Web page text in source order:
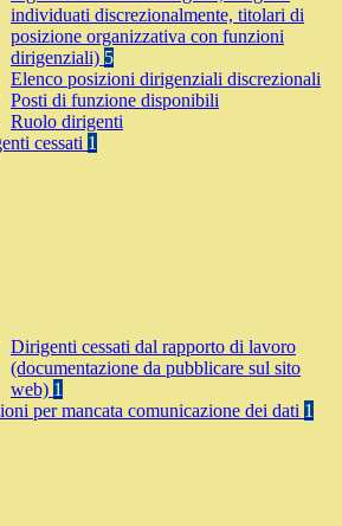
individuati discrezionalmente, titolari di
posizione organizzativa con funzioni
dirigenziali) 5
Elenco posizioni dirigenziali discrezionali
Posti di funzione disponibili
Ruolo dirigenti
cessati 1
Dirigenti cessati dal rapporto di lavoro
(documentazione da pubblicare sul sito
web) 1
per mancata comunicazione dei dati 1